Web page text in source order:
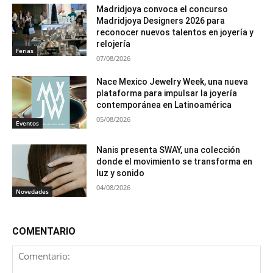
Ferias
Madridjoya convoca el concurso
Madridjoya Designers 2026 para
reconocer nuevos talentos en joyería y
relojería
07/08/2026
Eventos
Nace Mexico Jewelry Week, una nueva
plataforma para impulsar la joyería
contemporánea en Latinoamérica
05/08/2026
Novedades
Nanis presenta SWAY, una colección
donde el movimiento se transforma en
luz y sonido
04/08/2026
COMENTARIO